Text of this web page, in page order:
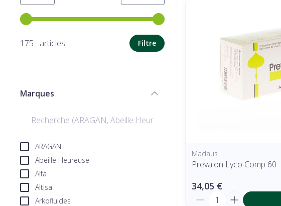
Utilisez les touches fléchées gauche et droite pour ajuster les valeurs
175 articles
Filtre
Marques
ARAGAN
Abeille Heureuse
Alfa
Altisa
Arkofluides
Madaus
Prevalon Lyco Comp 60
34,05 €
Quantité